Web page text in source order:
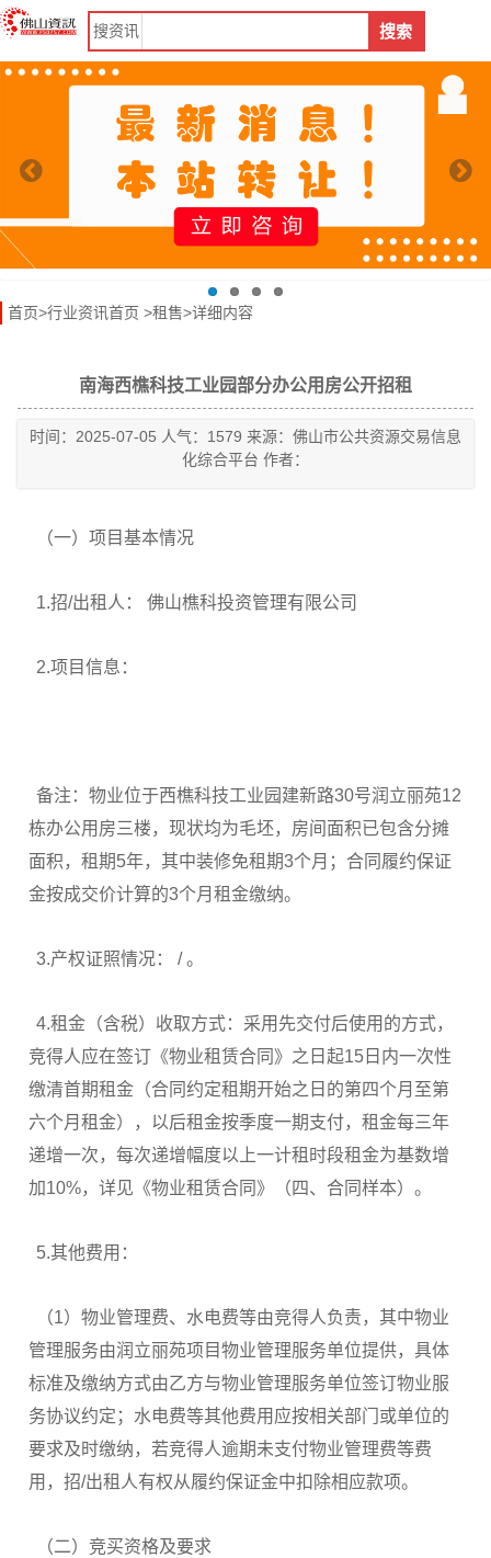
搜资讯 搜索
首页>行业资讯首页 >租售>详细内容
南海西樵科技工业园部分办公用房公开招租
时间：2025-07-05 人气：1579 来源：佛山市公共资源交易信息
化综合平台 作者：
（一）项目基本情况
1.招/出租人： 佛山樵科投资管理有限公司
2.项目信息：
备注：物业位于西樵科技工业园建新路30号润立丽苑12
栋办公用房三楼，现状均为毛坯，房间面积已包含分摊
面积，租期5年，其中装修免租期3个月；合同履约保证
金按成交价计算的3个月租金缴纳。
3.产权证照情况： / 。
4.租金（含税）收取方式：采用先交付后使用的方式，
竞得人应在签订《物业租赁合同》之日起15日内一次性
缴清首期租金（合同约定租期开始之日的第四个月至第
六个月租金），以后租金按季度一期支付，租金每三年
递增一次，每次递增幅度以上一计租时段租金为基数增
加10%，详见《物业租赁合同》（四、合同样本）。
5.其他费用：
（1）物业管理费、水电费等由竞得人负责，其中物业
管理服务由润立丽苑项目物业管理服务单位提供，具体
标准及缴纳方式由乙方与物业管理服务单位签订物业服
务协议约定；水电费等其他费用应按相关部门或单位的
要求及时缴纳，若竞得人逾期未支付物业管理费等费
用，招/出租人有权从履约保证金中扣除相应款项。
（二）竞买资格及要求